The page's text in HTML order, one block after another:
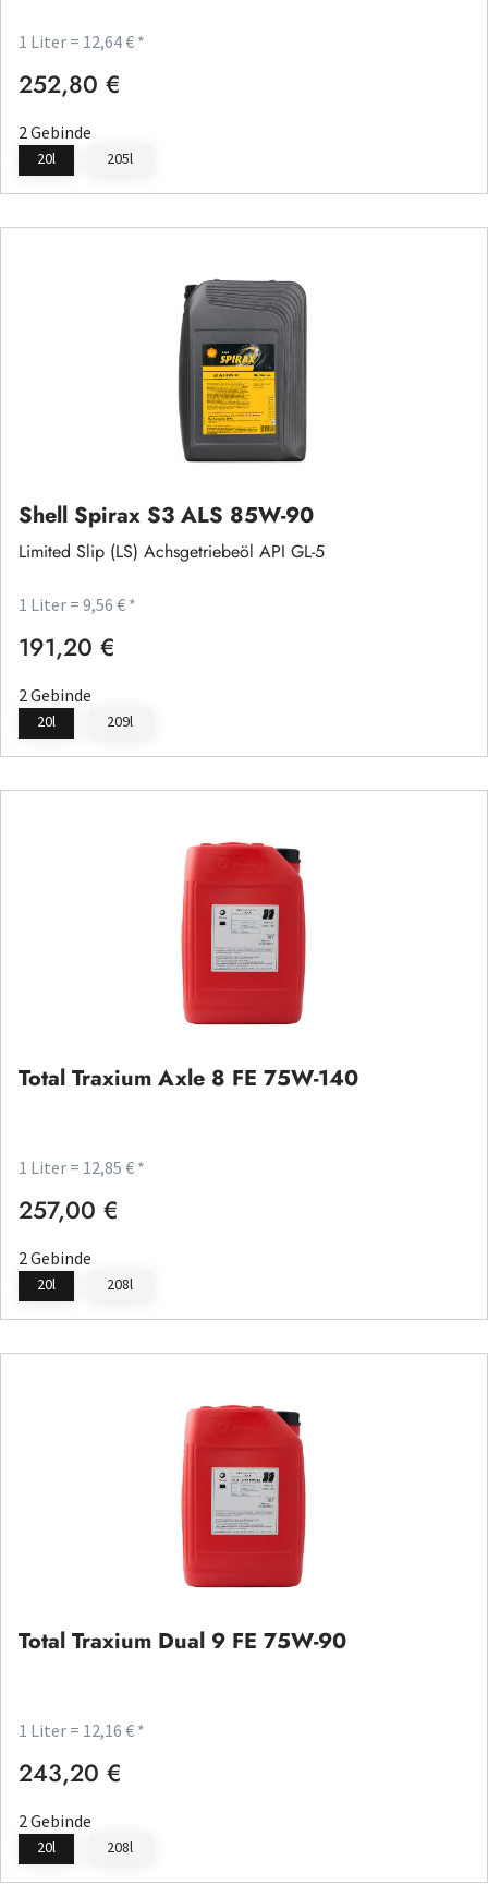
1 Liter = 12,64 € *
Regulärer Preis:
252,80 €
2 Gebinde
20l 205l
Shell Spirax S3 ALS 85W-90
Limited Slip (LS) Achsgetriebeöl API GL-5
1 Liter = 9,56 € *
Regulärer Preis:
191,20 €
2 Gebinde
20l 209l
Total Traxium Axle 8 FE 75W-140
1 Liter = 12,85 € *
Regulärer Preis:
257,00 €
2 Gebinde
20l 208l
Total Traxium Dual 9 FE 75W-90
1 Liter = 12,16 € *
Regulärer Preis:
243,20 €
2 Gebinde
20l 208l